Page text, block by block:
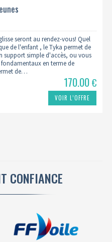
seront au rendez-vous! Quel
de l'enfant , le Tyka permet de
support simple d'accès, ou vous
en terme de
de…
170.00€
VOIR L’OFFRE
CONFIANCE